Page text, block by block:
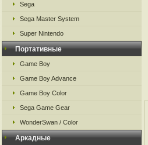
Sega
Sega Master System
Super Nintendo
Портативные
Game Boy
Game Boy Advance
Game Boy Color
Sega Game Gear
WonderSwan / Color
Аркадные